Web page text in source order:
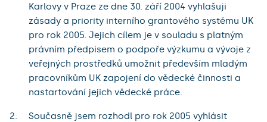
Karlovy v Praze ze dne 30. září 2004 vyhlašuji
zásady a priority interního grantového systému UK
pro rok 2005. Jejich cílem je v souladu s platným
právním předpisem o podpoře výzkumu a vývoje z
veřejných prostředků umožnit především mladým
pracovníkům UK zapojení do vědecké činnosti a
nastartování jejich vědecké práce.
Současně jsem rozhodl pro rok 2005 vyhlásit